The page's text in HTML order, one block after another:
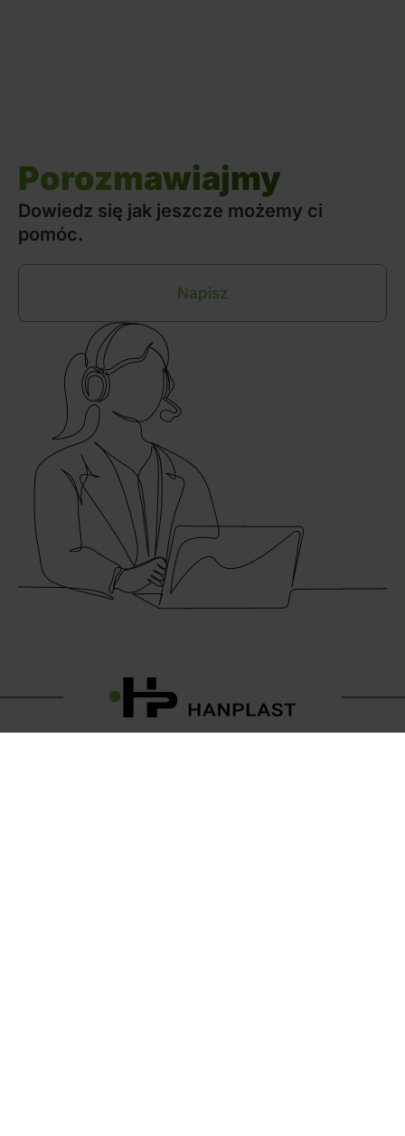
Porozmawiajmy
Dowiedz się jak jeszcze możemy ci
pomóc.
Napisz